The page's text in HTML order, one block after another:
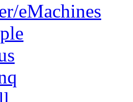
eMachines